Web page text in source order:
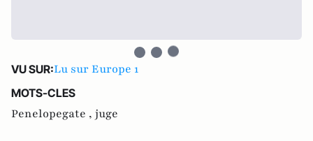
VU SUR:Lu sur Europe 1
MOTS-CLES
Penelopegate , juge